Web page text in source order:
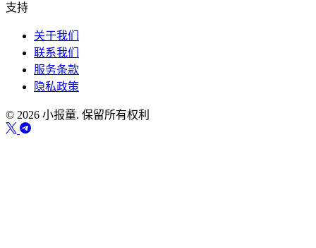
支持
关于我们
联系我们
服务条款
隐私政策
© 2026 小报童. 保留所有权利